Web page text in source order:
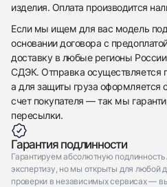
изделия. Оплата производится
Если мы ищем для вас модель под
основании договора с
доставку в любые регионы
СДЭК. Отправка осуществляется
а для защиты груза оформляется
счет покупателя — так мы
пересылки.
Гарантия подлинности
Гарантируем абсолютную
экспертизу, но мы открыты для любой
проверки в независимых сервисах —